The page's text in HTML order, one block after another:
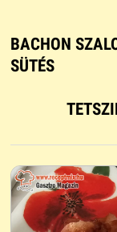
BACHON
SÜTÉS